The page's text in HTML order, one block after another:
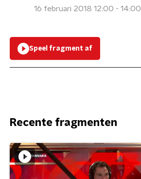
16 februari 2018 12:00 - 14:00
Speel fragment af
Recente fragmenten